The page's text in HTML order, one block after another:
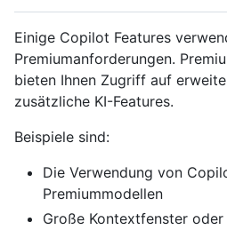
Einige Copilot Features
Premiumanforderungen.
bieten Ihnen Zugriff auf
zusätzliche KI-Features.
Beispiele sind:
Die Verwendung von
Premiummodellen
Große Kontextfenster